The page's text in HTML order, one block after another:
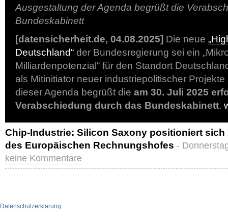
Ausgestaltung der Agenda begrüßt die
Bundeskabinett
[datensicherheit.de, 04.08.2025] Die neue
Deutschland“ der Bundesregierung sei ein
Milliardenpotenzial“ für den Standort
als Mitinitiator neuer industriepolitischer
dieser Agenda begrüßt die am 30. Juli 2025
Verabschiedung durch das Bundeskabinett.
Chip-Industrie: Silicon Saxony positioniert sich
des Europäischen Rechnungshofes -
keine Kommentare
Datenschutzerklärung